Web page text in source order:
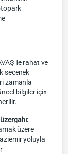
ile rahat ve
seçenek
zamanla
bilgiler için
üzere
yoluyla